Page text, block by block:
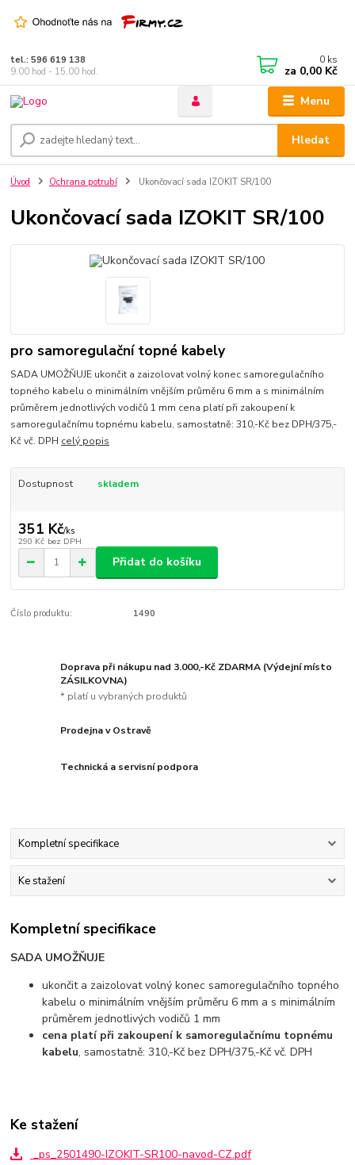
Menu
Hledat
tel.: 596 619 138
9.00 hod - 15.00 hod.
0 ks
za 0,00 Kč
Úvod Ochrana potrubí Ukončovací sada IZOKIT SR/100
Ukončovací sada IZOKIT SR/100
pro samoregulační topné kabely
SADA UMOŽŇUJE ukončit a zaizolovat volný konec samoregulačního
topného kabelu o minimálním vnějším průměru 6 mm a s minimálním
průměrem jednotlivých vodičů 1 mm cena platí při zakoupení k
samoregulačnímu topnému kabelu, samostatně: 310,-Kč bez DPH/375,-
Kč vč. DPH celý popis
Dostupnost skladem
351 Kč/ks
290 Kč bez DPH
Přidat do košíku
Číslo produktu: 1490
Doprava při nákupu nad 3.000,-Kč ZDARMA (Výdejní místo
ZÁSILKOVNA)
* platí u vybraných produktů
Prodejna v Ostravě
Technická a servisní podpora
Kompletní specifikace
Ke stažení
Kompletní specifikace
SADA UMOŽŇUJE
ukončit a zaizolovat volný konec samoregulačního topného
kabelu o minimálním vnějším průměru 6 mm a s minimálním
průměrem jednotlivých vodičů 1 mm
cena platí při zakoupení k samoregulačnímu topnému
kabelu, samostatně: 310,-Kč bez DPH/375,-Kč vč. DPH
Ke stažení
_ps_2501490-IZOKIT-SR100-navod-CZ.pdf